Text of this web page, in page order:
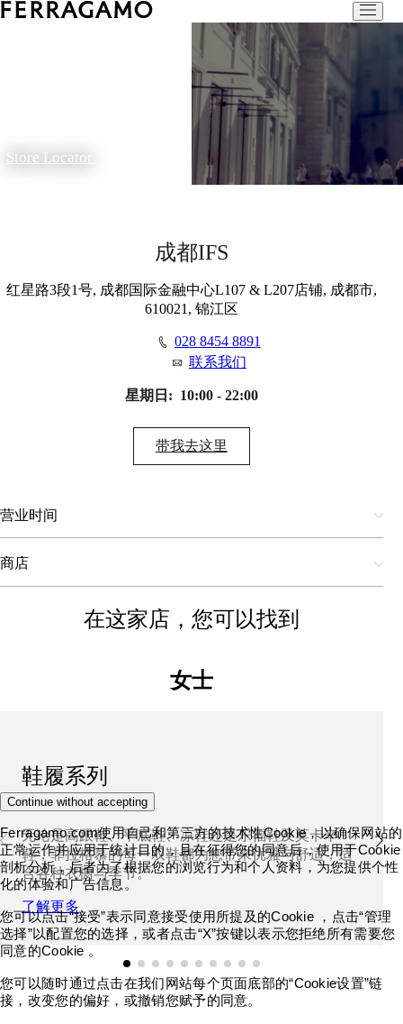
Store Locator
成都IFS
红星路3段1号, 成都国际金融中心L107 & L207店铺, 成都市,
610021, 锦江区
028 8454 8891
联系我们
星期日: 10:00 - 22:00
带我去这里
营业时间
商店
在这家店，您可以找到
女士
鞋履系列
无论是高跟鞋、平底鞋、凉鞋还是乐福鞋及莫卡辛
鞋，菲拉格慕的每一双鞋都为您带来优雅与舒适，适
合各种衣橱与季节。
了解更多
Continue without accepting
Ferragamo.com使用自己和第三方的技术性Cookie，以确保网站的
正常运作并应用于统计目的，且在征得您的同意后，使用于Cookie
剖析分析，后者为了根据您的浏览行为和个人资料，为您提供个性
化的体验和广告信息。
您可以点击“接受”表示同意接受使用所提及的Cookie ，点击“管理
选择”以配置您的选择，或者点击“X”按键以表示您拒绝所有需要您
同意的Cookie 。
您可以随时通过点击在我们网站每个页面底部的“Cookie设置”链
接，改变您的偏好，或撤销您赋予的同意。